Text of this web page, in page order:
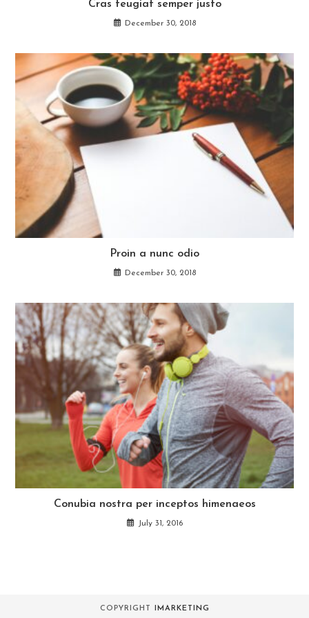
Cras feugiat semper justo
December 30, 2018
Proin a nunc odio
December 30, 2018
Conubia nostra per inceptos himenaeos
July 31, 2016
COPYRIGHT IMARKETING